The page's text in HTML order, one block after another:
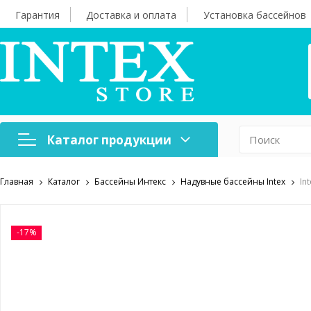
Гарантия Доставка и оплата Установка бассейнов
Каталог продукции
Надувная мебель
Главная Каталог Бассейны Интекс Надувные бассейны Intex
-17%